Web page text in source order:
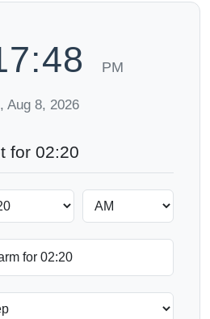
PM
Aug 8, 2026
for 02:20